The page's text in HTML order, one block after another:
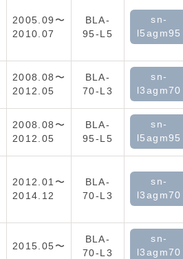
2005.09〜
2010.07
BLA-
95-L5
sn-
l5agm95
2008.08〜
2012.05
BLA-
70-L3
sn-
l3agm70
2008.08〜
2012.05
BLA-
95-L5
sn-
l5agm95
2012.01〜
2014.12
BLA-
70-L3
sn-
l3agm70
2015.05〜
BLA-
70-L3
sn-
l3agm70